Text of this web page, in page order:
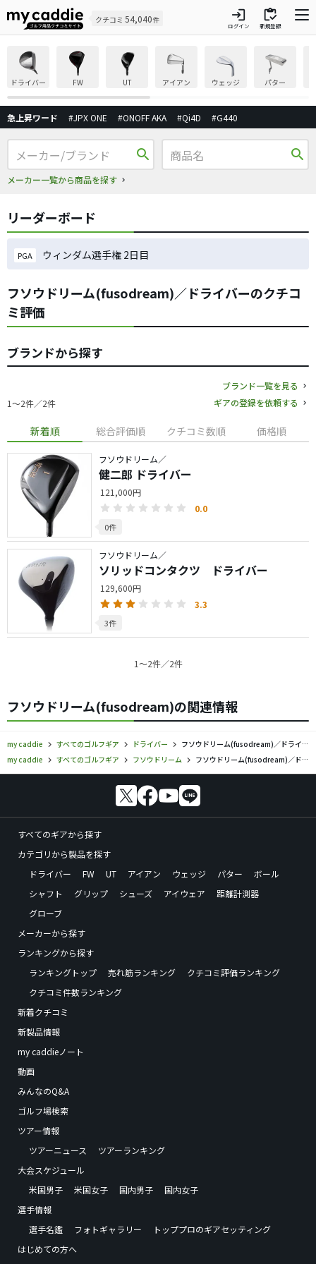
クチコミ 54,040件 login
ログイン
inventory
新規登録
ドライバー FW UT アイアン ウェッジ パター
急上昇ワード #JPX ONE #ONOFF AKA #Qi4D #G440
search
メーカー一覧から商品を探す
search
リーダーボード
PGA ウィンダム選手権 2日目
フソウドリーム(fusodream)／ドライバーのクチコ
ミ評価
ブランドから探す
1〜2件／2件
ブランド一覧を見る
ギアの登録を依頼する
新着順 総合評価順 クチコミ数順 価格順
フソウドリーム／
健二郎 ドライバー
121,000円
0.0
0件
フソウドリーム／
ソリッドコンタクツ ドライバー
129,600円
3.3
3件
1〜2件／2件
フソウドリーム(fusodream)の関連情報
my caddie すべてのゴルフギア ドライバー
フソウドリーム(fusodream)／ドライバーの口コミ評価
my caddie
すべてのゴルフギア フソウドリーム フソウドリーム(fusodream)／ドライバーの口コミ評価
すべてのギアから探す
カテゴリから製品を探す
ドライバー
FW UT アイアン ウェッジ パター
ボール
シャフト
グリップ シューズ アイウェア
距離計測器
グローブ
メーカーから探す
ランキングから探す
ランキングトップ
売れ筋ランキング
クチコミ評価ランキング
クチコミ件数ランキング
新着クチコミ
新製品情報
my caddieノート
動画
みんなのQ&A
ゴルフ場検索
ツアー情報
ツアーニュース
ツアーランキング
大会スケジュール
米国男子
米国女子 国内男子
国内女子
選手情報
選手名鑑
フォトギャラリー
トッププロのギアセッティング
はじめての方へ